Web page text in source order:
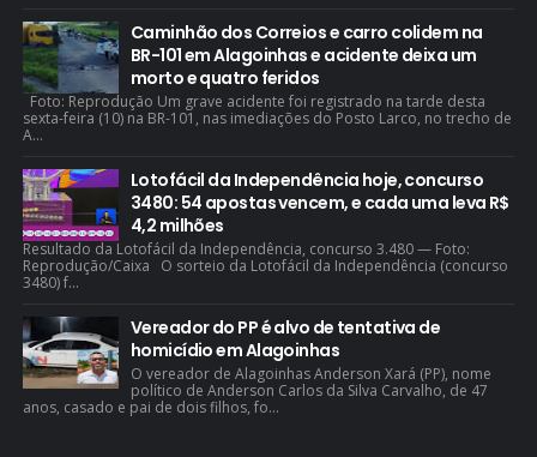
Caminhão dos Correios e carro colidem na
BR-101 em Alagoinhas e acidente deixa um
morto e quatro feridos
Foto: Reprodução Um grave acidente foi registrado na tarde desta
sexta-feira (10) na BR-101, nas imediações do Posto Larco, no trecho de
A...
Lotofácil da Independência hoje, concurso
3480: 54 apostas vencem, e cada uma leva R$
4,2 milhões
Resultado da Lotofácil da Independência, concurso 3.480 — Foto:
Reprodução/Caixa O sorteio da Lotofácil da Independência (concurso
3480) f...
Vereador do PP é alvo de tentativa de
homicídio em Alagoinhas
O vereador de Alagoinhas Anderson Xará (PP), nome
político de Anderson Carlos da Silva Carvalho, de 47
anos, casado e pai de dois filhos, fo...